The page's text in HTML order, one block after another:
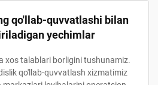
qo'llab-quvvatlashi bilan
yechimlar
xos talablari borligini tushunamiz.
qo'llab-quvvatlash xizmatimiz